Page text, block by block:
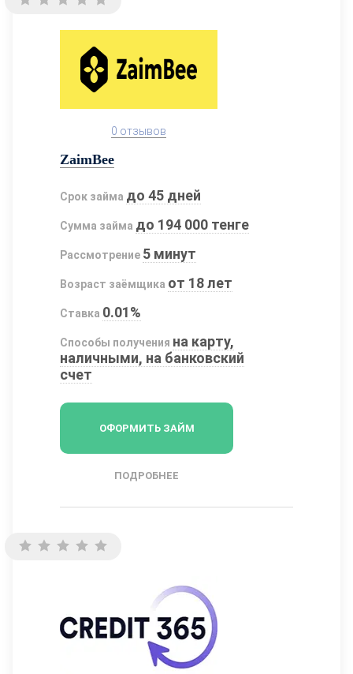
0 отзывов
ZaimBee
Срок займа до 45 дней
Сумма займа до 194 000 тенге
Рассмотрение 5 минут
Возраст заёмщика от 18 лет
Ставка 0.01%
Способы получения на карту,
наличными, на банковский
счет
ОФОРМИТЬ ЗАЙМ
ПОДРОБНЕЕ